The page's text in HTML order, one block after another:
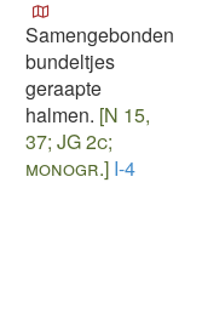
Samengebonden
bundeltjes
geraapte
halmen. [N 15,
37; JG 2c;
monogr.] I-4